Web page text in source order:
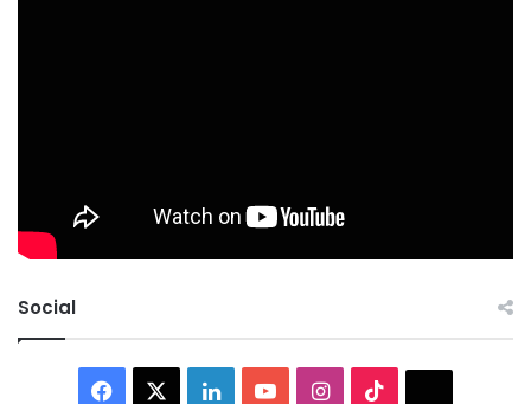
Social
Facebook LinkedInYouTubeInstagram